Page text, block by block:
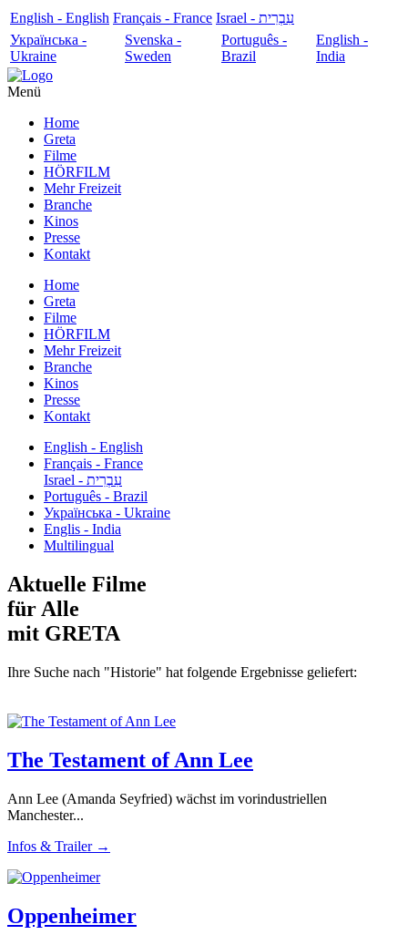
English - English Français - France
עִבְרִית - Israel
Українська -
Ukraine
Svenska -
Sweden
Português -
Brazil
English -
India
Menü
Home
Greta
Filme
HÖRFILM
Mehr Freizeit
Branche
Kinos
Presse
Kontakt
Home
Greta
Filme
HÖRFILM
Mehr Freizeit
Branche
Kinos
Presse
Kontakt
English - English
Français - France
עִבְרִית - Israel
Português - Brazil
Українська - Ukraine
Englis - India
Multilingual
Aktuelle Filme
für Alle
mit GRETA
Ihre Suche nach "Historie" hat folgende Ergebnisse geliefert:
The Testament of Ann Lee
Ann Lee (Amanda Seyfried) wächst im vorindustriellen
Manchester...
Infos & Trailer →
Oppenheimer